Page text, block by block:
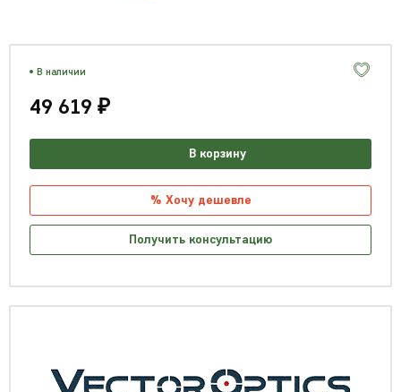
В наличии
49 619 ₽
В корзину
% Хочу дешевле
Получить консультацию